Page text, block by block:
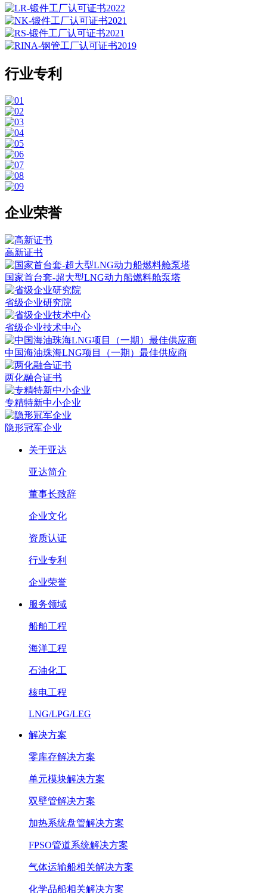
行业专利
企业荣誉
高新证书
国家首台套-超大型LNG动力船燃料舱泵塔
省级企业研究院
省级企业技术中心
中国海油珠海LNG项目（一期）最佳供应商
两化融合证书
专精特新中小企业
隐形冠军企业
关于亚达
亚达简介
董事长致辞
企业文化
资质认证
行业专利
企业荣誉
服务领域
船舶工程
海洋工程
石油化工
核电工程
LNG/LPG/LEG
解决方案
零库存解决方案
单元模块解决方案
双壁管解决方案
加热系统盘管解决方案
FPSO管道系统解决方案
气体运输船相关解决方案
化学品船相关解决方案